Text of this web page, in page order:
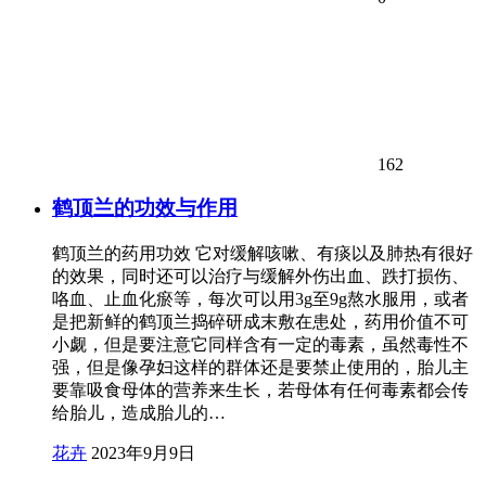
162
鹤顶兰的功效与作用
鹤顶兰的药用功效 它对缓解咳嗽、有痰以及肺热有很好
的效果，同时还可以治疗与缓解外伤出血、跌打损伤、
咯血、止血化瘀等，每次可以用3g至9g熬水服用，或者
是把新鲜的鹤顶兰捣碎研成末敷在患处，药用价值不可
小觑，但是要注意它同样含有一定的毒素，虽然毒性不
强，但是像孕妇这样的群体还是要禁止使用的，胎儿主
要靠吸食母体的营养来生长，若母体有任何毒素都会传
给胎儿，造成胎儿的…
花卉 2023年9月9日